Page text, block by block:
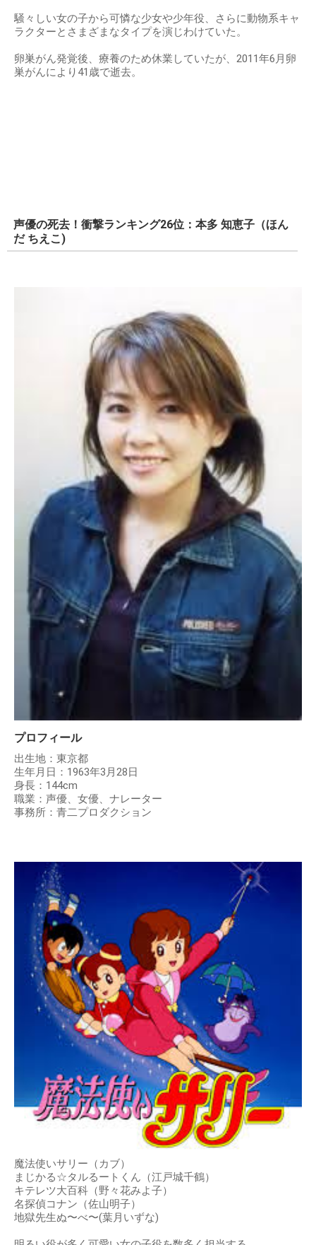
騒々しい女の子から可憐な少女や少年役、さらに動物系キャ
ラクターとさまざまなタイプを演じわけていた。
卵巣がん発覚後、療養のため休業していたが、2011年6月卵
巣がんにより41歳で逝去。
声優の死去！衝撃ランキング26位：本多 知恵子（ほん
だ ちえこ)
プロフィール
出生地：東京都
生年月日：1963年3月28日
身長：144cm
職業：声優、女優、ナレーター
事務所：青二プロダクション
魔法使いサリー（カブ）
まじかる☆タルるートくん（江戸城千鶴）
キテレツ大百科（野々花みよ子）
名探偵コナン（佐山明子）
地獄先生ぬ〜べ〜(葉月いずな)